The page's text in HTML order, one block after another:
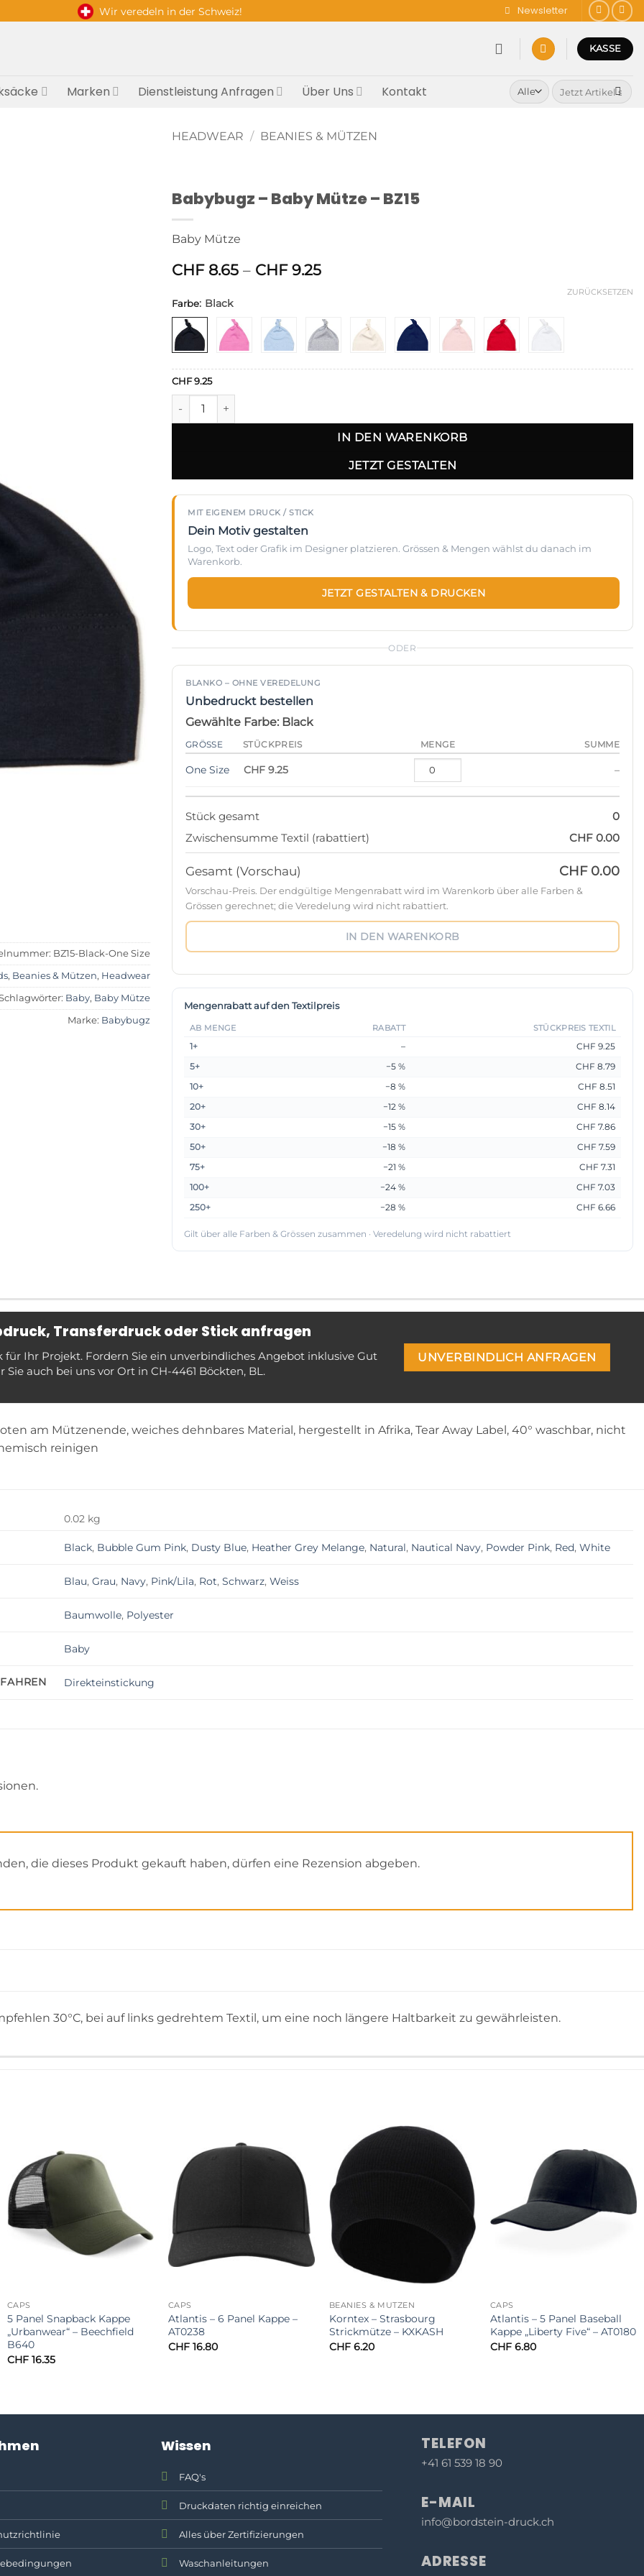
Wir veredeln in der Schweiz! Newsletter
KASSE
Marken Dienstleistung Anfragen Über Uns Kontakt
Suchen
nach:
BZ15-Black-One Size
, Beanies & Mützen, Headwear
Baby, Baby Mütze
Marke: Babybugz
HEADWEAR / BEANIES & MÜTZEN
Babybugz – Baby Mütze – BZ15
Baby Mütze
CHF8.65 – CHF9.25Preisspanne:
Farbe: Black
ZURÜCKSETZEN
CHF9.25
Babybugz - Baby Mütze - BZ15 Menge
IN DEN WARENKORB
JETZT GESTALTEN
Alternative:
MIT EIGENEM DRUCK / STICK
Dein Motiv gestalten
Logo, Text oder Grafik im Designer platzieren. Grössen & Mengen wählst du danach im
Warenkorb.
JETZT GESTALTEN & DRUCKEN
ODER
BLANKO – OHNE VEREDELUNG
Unbedruckt bestellen
Gewählte Farbe: Black
GRÖSSE STÜCKPREIS MENGE SUMME
One Size CHF 9.25 –
Stück gesamt
0
Zwischensumme Textil (rabattiert)
CHF 0.00
Gesamt (Vorschau) CHF 0.00
Vorschau-Preis. Der endgültige Mengenrabatt wird im Warenkorb über alle Farben &
Grössen gerechnet; die Veredelung wird nicht rabattiert.
IN DEN WARENKORB
Mengenrabatt auf den Textilpreis
AB MENGE RABATT STÜCKPREIS TEXTIL
1+ –
CHF 9.25
5+
−5 %
CHF 8.79
10+
−8 %
CHF 8.51
20+
−12 %
CHF 8.14
30+
−15 %
CHF 7.86
50+
−18 %
CHF 7.59
75+
−21 %
CHF 7.31
100+
−24 %
CHF 7.03
250+
−28 % CHF 6.66
Gilt über alle Farben & Grössen zusammen · Veredelung wird nicht rabattiert
Transferdruck oder Stick anfragen
Ihr Projekt. Fordern Sie ein unverbindliches Angebot inklusive Gut
auch bei uns vor Ort in CH-4461 Böckten, BL.
UNVERBINDLICH ANFRAGEN
am Mützenende, weiches dehnbares Material, hergestellt in Afrika, Tear Away Label, 40° waschbar, nicht
reinigen
0.02 kg
Black, Bubble Gum Pink, Dusty Blue, Heather Grey Melange, Natural, Nautical Navy, Powder Pink, Red,White
Blau,Grau, Navy, Pink/Lila, Rot,Schwarz,Weiss
Baumwolle, Polyester
Baby
Direkteinstickung
die dieses Produkt gekauft haben, dürfen eine Rezension abgeben.
30°C, bei auf links gedrehtem Textil, um eine noch längere Haltbarkeit zu gewährleisten.
CAPS
5 Panel Snapback Kappe
„Urbanwear“ – Beechfield
B640
CHF16.35
CAPS
Atlantis – 6 Panel Kappe –
AT0238
CHF16.80
BEANIES & MÜTZEN
Korntex – Strasbourg
Strickmütze – KXKASH
CHF6.20
CAPS
Atlantis – 5 Panel Baseball
Kappe „Liberty Five“ – AT0180
CHF6.80
Wissen
FAQ's
Druckdaten richtig einreichen
Alles über Zertifizierungen
Waschanleitungen
TELEFON
+41 61 539 18 90
E-MAIL
info@bordstein-druck.ch
ADRESSE